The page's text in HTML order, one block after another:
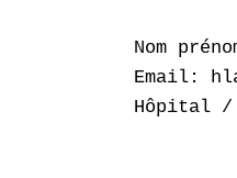
Nom
Email:
Hôpital /